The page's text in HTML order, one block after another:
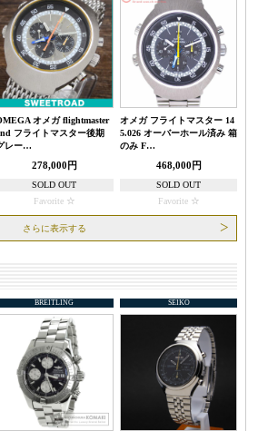
オメガ flightmaster
フライトマスター後期
レー…
278,000円
SOLD OUT
Favorite
オメガ フライトマスター 14
5.026 オーバーホール済み 箱
のみ F…
468,000円
SOLD OUT
Favorite
さらに表示する
BREITLING SEIKO